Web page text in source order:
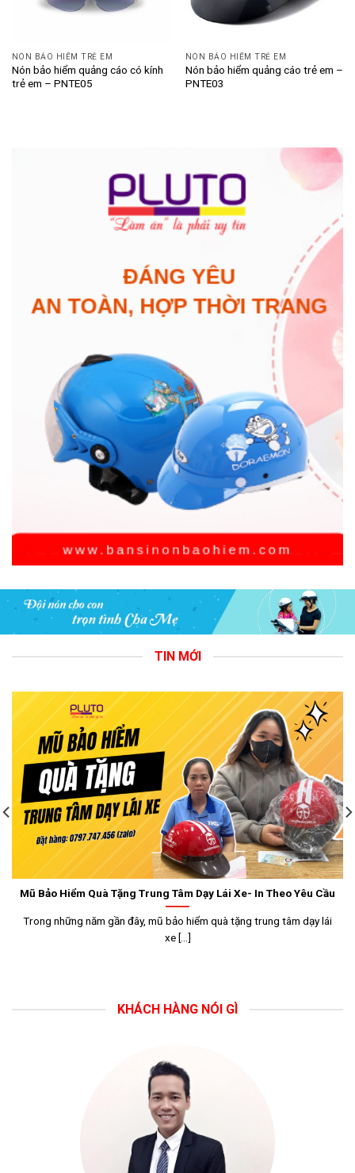
NÓN BẢO HIỂM TRẺ EM
Nón bảo hiểm quảng cáo có kính
trẻ em – PNTE05
NÓN BẢO HIỂM TRẺ EM
Nón bảo hiểm quảng cáo trẻ em –
PNTE03
TIN MỚI
Mũ Bảo Hiểm Quà Tặng Trung Tâm Dạy Lái Xe- In Theo Yêu Cầu
Trong những năm gần đây, mũ bảo hiểm quà tặng trung tâm dạy lái
xe [...]
KHÁCH HÀNG NÓI GÌ